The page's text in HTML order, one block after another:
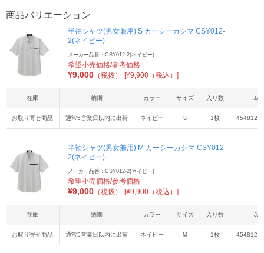
商品バリエーション
半袖シャツ(男女兼用) S カーシーカシマ CSY012-
2(ネイビー)
メーカー品番：CSY012-2(ネイビー)
希望小売価格/参考価格
¥9,000 （税抜） [¥9,900（税込）]
在庫 納期 カラー サイズ 入り数 JAN
お取り寄せ商品 通常5営業日以内に出荷 ネイビー Ｓ 1枚
半袖シャツ(男女兼用) M カーシーカシマ CSY012-
2(ネイビー)
メーカー品番：CSY012-2(ネイビー)
希望小売価格/参考価格
¥9,000 （税抜） [¥9,900（税込）]
在庫 納期 カラー サイズ 入り数
お取り寄せ商品 通常5営業日以内に出荷 ネイビー Ｍ 1枚